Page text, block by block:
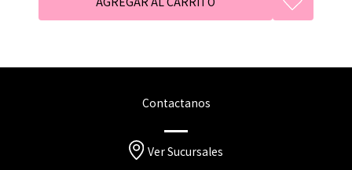
Contactanos
Ver Sucursales